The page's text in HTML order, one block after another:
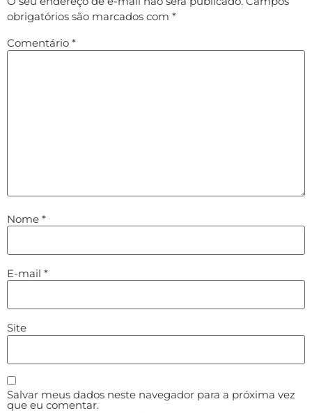
obrigatórios são marcados com *
Comentário *
Nome *
E-mail *
Site
Salvar meus dados neste navegador para a próxima vez
que eu comentar.